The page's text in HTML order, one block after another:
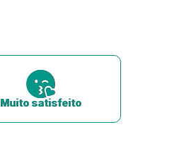
Muito satisfeito